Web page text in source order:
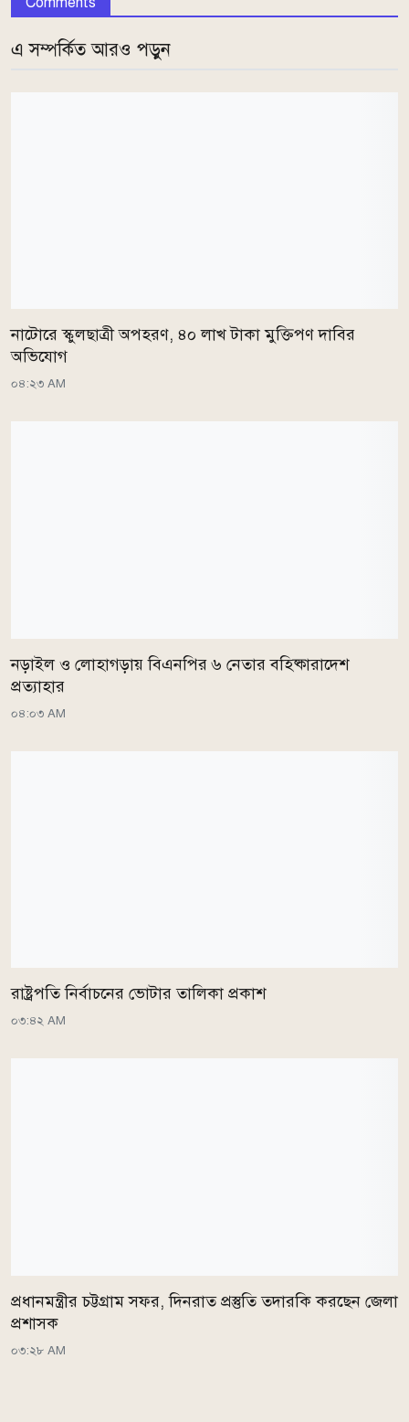
এ সম্পর্কিত আরও পড়ুন
নাটোরে স্কুলছাত্রী অপহরণ, ৪০ লাখ টাকা মুক্তিপণ দাবির
অভিযোগ
০৪:২৩ AM
নড়াইল ও লোহাগড়ায় বিএনপির ৬ নেতার বহিষ্কারাদেশ
প্রত্যাহার
০৪:০৩ AM
রাষ্ট্রপতি নির্বাচনের ভোটার তালিকা প্রকাশ
০৩:৪২ AM
প্রধানমন্ত্রীর চট্টগ্রাম সফর, দিনরাত প্রস্তুতি তদারকি করছেন জেলা
প্রশাসক
০৩:২৮ AM